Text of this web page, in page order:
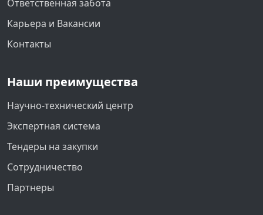
Ответственная забота
Карьера и Вакансии
Контакты
Наши преимущества
Научно-технический центр
Экспертная система
Тендеры на закупки
Сотрудничество
Партнеры